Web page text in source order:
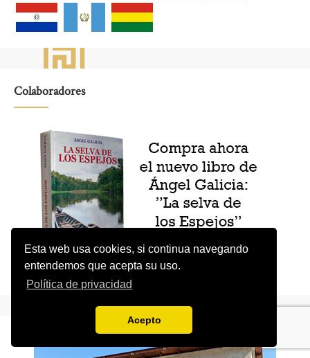
Esta web usa cookies, si continua navegando
entendemos que acepta su uso.
Política de privacidad
Acepto
Colaboradores